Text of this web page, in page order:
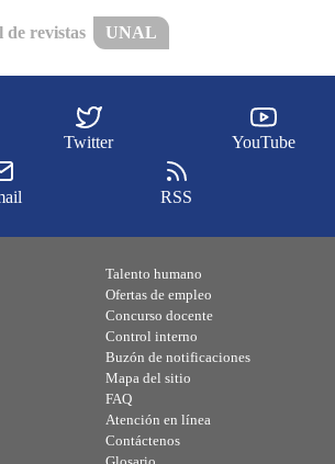
de revistas UNAL
Twitter YouTube
RSS
Talento humano
Ofertas de empleo
Concurso docente
Control interno
Buzón de notificaciones
Mapa del sitio
FAQ
Atención en línea
Contáctenos